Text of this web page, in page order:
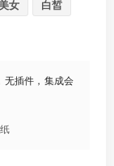
女 白皙
无插件，集成会